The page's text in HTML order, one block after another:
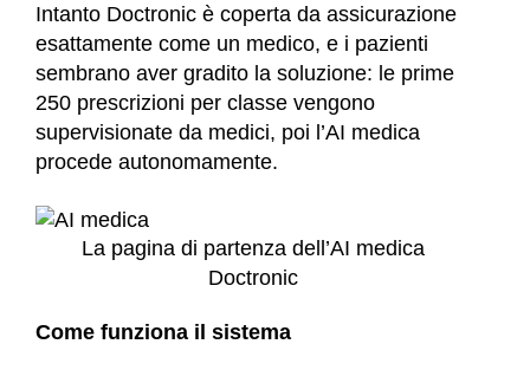
Intanto Doctronic è coperta da assicurazione
esattamente come un medico, e i pazienti
sembrano aver gradito la soluzione: le prime
250 prescrizioni per classe vengono
supervisionate da medici, poi l’AI medica
procede autonomamente.
La pagina di partenza dell’AI medica
Doctronic
Come funziona il sistema